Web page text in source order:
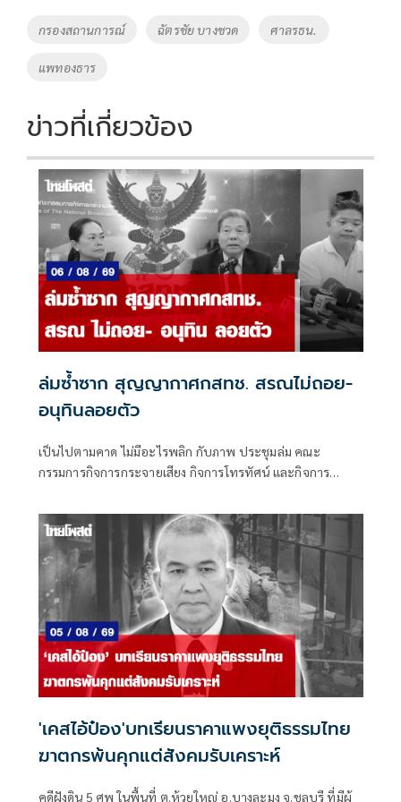
o
k
Tags
กรองสถานการณ์ ฉัตรชัย บางชวด ศาลรธน.
แพทองธาร
ข่าวที่เกี่ยวข้อง
ล่มซ้ำซาก สุญญากาศกสทช. สรณไม่ถอย-
อนุทินลอยตัว
เป็นไปตามคาด ไม่มีอะไรพลิก กับภาพ ประชุมล่ม คณะ
กรรมการกิจการกระจายเสียง กิจการโทรทัศน์ และกิจการ
'เคสไอ้ป๋อง'บทเรียนราคาแพงยุติธรรมไทย
ฆาตกรพ้นคุกแต่สังคมรับเคราะห์
คดีฝังดิน 5 ศพ ในพื้นที่ ต.ห้วยใหญ่ อ.บางละมุง จ.ชลบุรี ที่มีผู้